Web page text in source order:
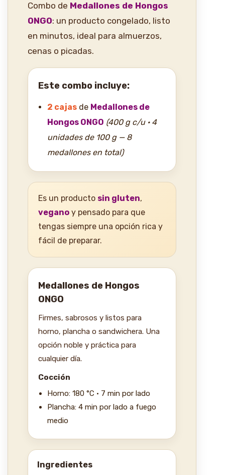
Combo de Medallones de Hongos
ONGO: un producto congelado, listo
en minutos, ideal para almuerzos,
cenas o picadas.
Este combo incluye:
2 cajas de Medallones de
Hongos ONGO (400 g c/u · 4
unidades de 100 g — 8
medallones en total)
Es un producto sin gluten,
vegano y pensado para que
tengas siempre una opción rica y
fácil de preparar.
Medallones de Hongos
ONGO
Firmes, sabrosos y listos para
horno, plancha o sandwichera. Una
opción noble y práctica para
cualquier día.
Cocción
Horno: 180 °C · 7 min por lado
Plancha: 4 min por lado a fuego
medio
Ingredientes